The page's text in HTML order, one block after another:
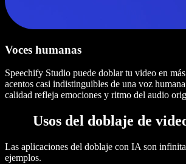
Voces humanas
Speechify Studio puede doblar tu video en
acentos casi indistinguibles de una voz
calidad refleja emociones y ritmo del audio
Usos del doblaje de
Las aplicaciones del doblaje con IA son
ejemplos.